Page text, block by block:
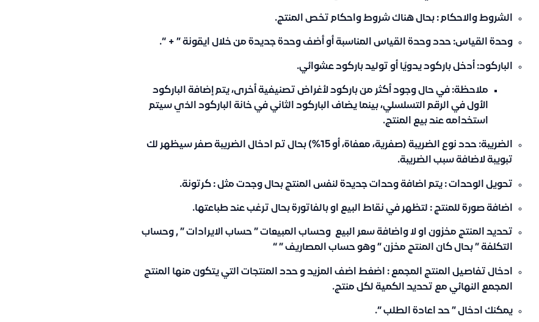
الشروط والاحكام : بحال هناك شروط واحكام تخص المنتج.
وحدة القياس: حدد وحدة القياس المناسبة أو أضف وحدة جديدة من خلال ايقونة ” + “.
الباركود: أدخل باركود يدويًا أو توليد باركود عشوائي.
ملاحظة: في حال وجود أكثر من باركود لأغراض تصنيفية أخرى، يتم إضافة الباركود
الأول في الرقم التسلسلي، بينما يضاف الباركود الثاني في خانة الباركود الذي سيتم
استخدامه عند بيع المنتج.
الضريبة
: حدد نوع الضريبة (صفرية، معفاة، أو 15%) بحال تم ادخال الضريبة صفر سيظهر لك
تبويبة لاضافة سبب الضريبة.
تحويل الوحدات : يتم اضافة وحدات جديدة لنفس المنتج بحال وجدت مثل : كرتونة.
اضافة صورة للمنتج : لتظهر في نقاط البيع او بالفاتورة بحال ترغب عند طباعتها.
تحديد المنتج مخزون او لا واضافة سعر البيع وحساب المبيعات ” حساب الايرادات ” , وحساب
التكلفة ” بحال كان المنتج مخزن ” وهو حساب المصاريف ” “
ادخال تفاصيل المنتج المجمع : اضغط اضف المزيد و حدد المنتجات التي يتكون منها المنتج
المجمع النهائي مع تحديد الكمية لكل منتج.
يمكنك ادخال ” حد اعادة الطلب “.